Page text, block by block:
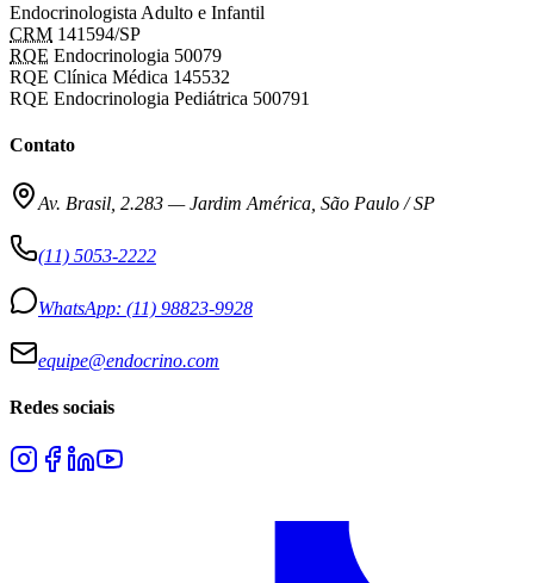
Endocrinologista Adulto e Infantil
CRM 141594/SP
RQE Endocrinologia 50079
RQE Clínica Médica 145532
RQE Endocrinologia Pediátrica 500791
Contato
Av. Brasil, 2.283 —Jardim América, São Paulo / SP
(11) 5053-2222
WhatsApp: (11) 98823-9928
equipe@endocrino.com
Redes sociais